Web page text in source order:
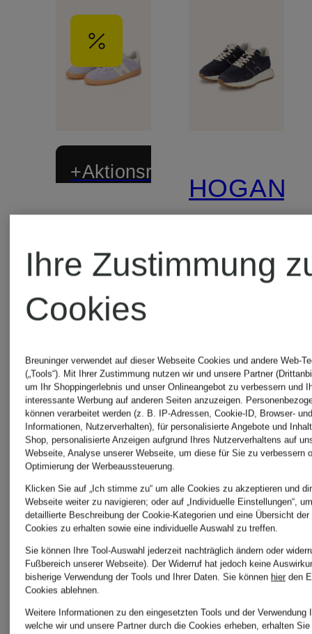
+Aktionsrabatt
Sneaker
HOGAN
COOL
199,99 €
Bestpreis:
350 €
HOGAN
H641
Ihre Zustimmung
Cookies
Breuninger verwendet auf dieser Webseite Cookies und andere Web-
(„Tools“). Mit Ihrer Zustimmung nutzen wir und unsere Partner
um Ihr Shoppingerlebnis und unser Onlineangebot zu verbessern und
interessante Werbung auf anderen Seiten anzuzeigen.
können verarbeitet werden (z. B. IP-Adressen, Cookie-ID, Browser-
Informationen, Nutzerverhalten), für personalisierte Angebote und
Shop, personalisierte Anzeigen aufgrund Ihres Nutzerverhaltens auf
Webseite, Analyse unserer Webseite, um diese für Sie zu verbessern
Optimierung der Werbeaussteuerung.
Klicken Sie auf „Ich stimme zu“ um alle Cookies zu akzeptieren und
Webseite weiter zu navigieren; oder auf „Individuelle Einstellungen“,
detaillierte Beschreibung der Cookie-Kategorien und eine Übersicht
Cookies zu erhalten sowie eine individuelle Auswahl zu treffen.
Sie können Ihre Tool-Auswahl jederzeit nachträglich ändern oder
Fußbereich unserer Webseite). Der Widerruf hat jedoch keine
bisherige Verwendung der Tools und Ihrer Daten. Sie können hier den
Cookies ablehnen.
Weitere Informationen zu den eingesetzten Tools und der Verwendung
welche wir und unsere Partner durch die Cookies erheben, erhalten